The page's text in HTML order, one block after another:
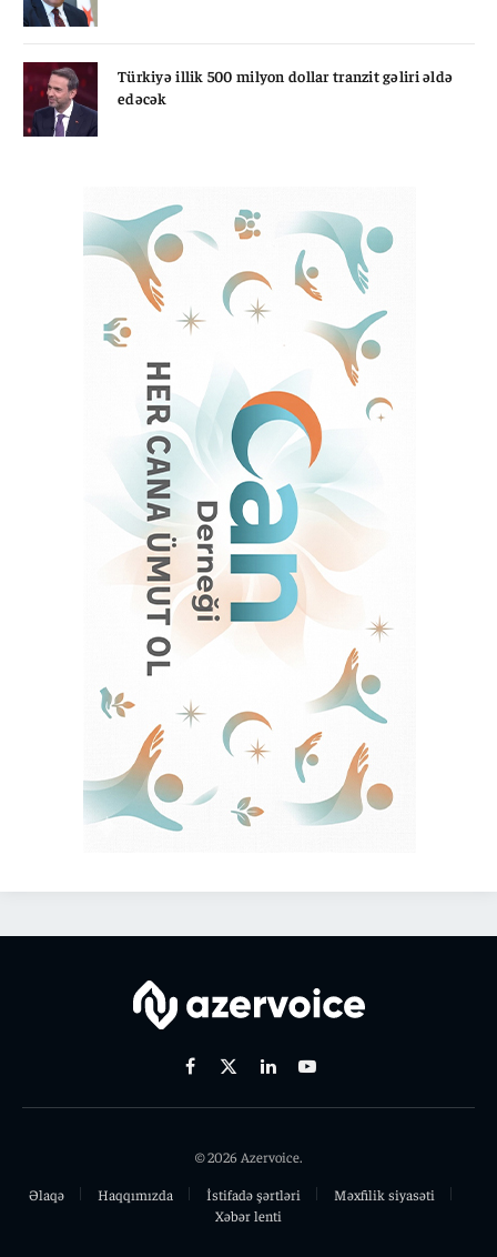
Türkiyə illik 500 milyon dollar tranzit gəliri əldə
edəcək
Facebook
X
LinkedinYoutube
© 2026 Azervoice.
Əlaqə
Haqqımızda İstifadə şərtləri
Məxfilik siyasəti
Xəbər lenti